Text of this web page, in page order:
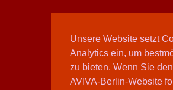
Unsere Website setzt
Analytics ein, um
zu bieten. Wenn Sie
AVIVA-Berlin-Website